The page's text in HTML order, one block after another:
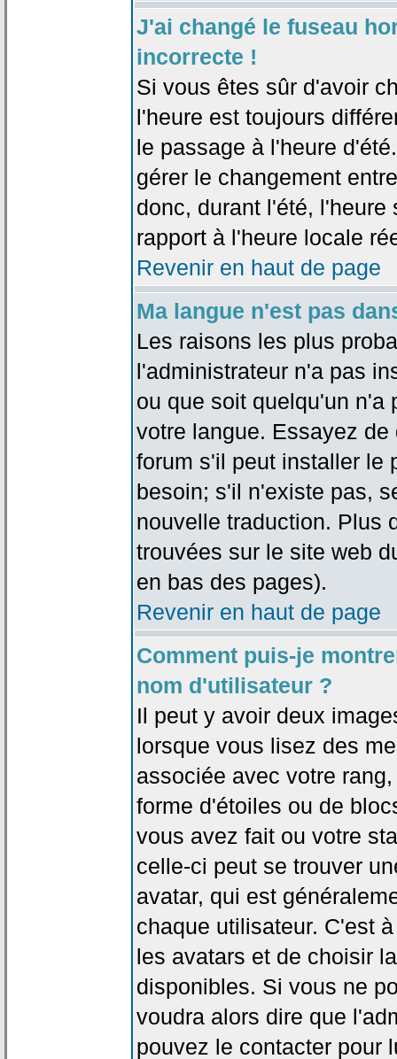
J'ai changé le fuseau
incorrecte !
Si vous êtes sûr d'avoir
l'heure est toujours
le passage à l'heure
gérer le changement
donc, durant l'été, l'heure
rapport à l'heure locale
Revenir en haut de page
Ma langue n'est pas
Les raisons les plus
l'administrateur n'a pas
ou que soit quelqu'un n'a
votre langue. Essayez
forum s'il peut installer le
besoin; s'il n'existe pas,
nouvelle traduction. Plus
trouvées sur le site web
en bas des pages).
Revenir en haut de page
Comment puis-je
nom d'utilisateur ?
Il peut y avoir deux
lorsque vous lisez des
associée avec votre
forme d'étoiles ou de
vous avez fait ou votre
celle-ci peut se trouver
avatar, qui est
chaque utilisateur. C'est
les avatars et de choisir
disponibles. Si vous ne
voudra alors dire que
pouvez le contacter pour